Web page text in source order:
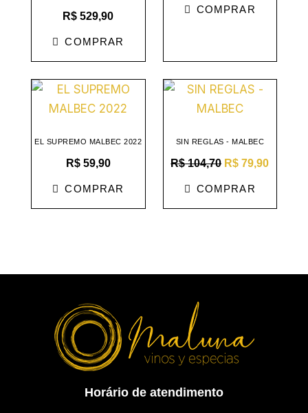
R$ 529,90
COMPRAR
COMPRAR
EL SUPREMO MALBEC 2022
R$59,90
COMPRAR
SIN REGLAS - MALBEC
R$104,70
O
original
R$ 104,70.
R$ 79,90
COMPRAR
Horário de atendimento